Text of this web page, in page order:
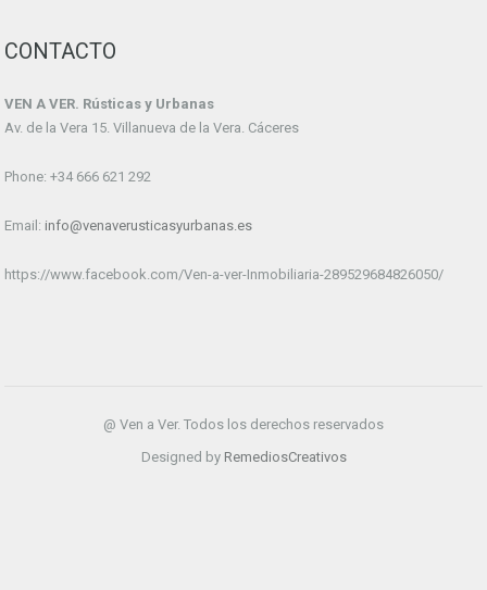
CONTACTO
VEN A VER. Rústicas y Urbanas
Av. de la Vera 15. Villanueva de la Vera. Cáceres
Phone: +34 666 621 292
Email: info@venaverusticasyurbanas.es
https://www.facebook.com/Ven-a-ver-Inmobiliaria-289529684826050/
@ Ven a Ver. Todos los derechos reservados
Designed by RemediosCreativos